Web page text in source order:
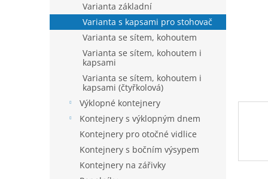
Varianta základní
Varianta s kapsami pro stohovač
Varianta se sítem, kohoutem
Varianta se sítem, kohoutem i
kapsami
Varianta se sítem, kohoutem i
kapsami (čtyřkolová)
Výklopné kontejnery
Kontejnery s výklopným dnem
Kontejnery pro otočné vidlice
Kontejnery s bočním výsypem
Kontejnery na zářivky